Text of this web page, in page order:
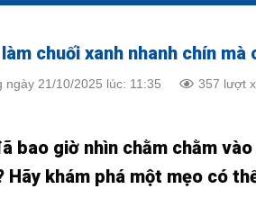
chuối xanh nhanh chín
ngày 21/10/2025 lúc: 11:35 357 lượt
bao giờ nhìn chằm chằm
Hãy khám phá một mẹo có